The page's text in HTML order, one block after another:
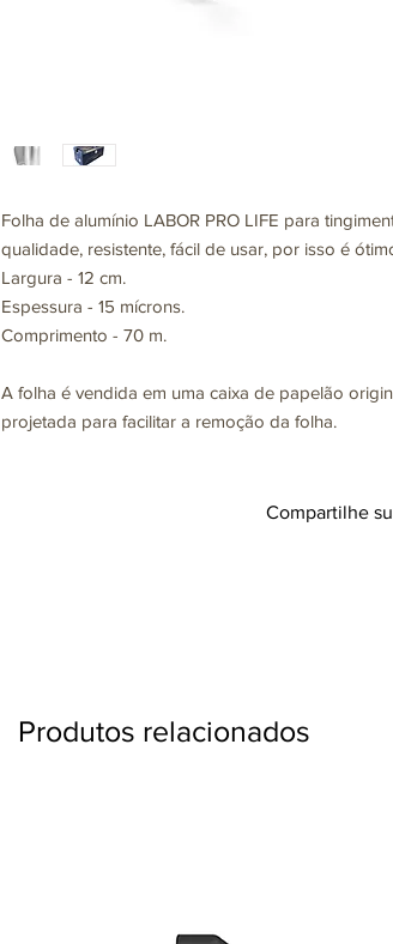
Folha de alumínio LABOR PRO LIFE para
qualidade, resistente, fácil de usar, por isso é
Largura - 12 cm.
Espessura - 15 mícrons.
Comprimento - 70 m.
A folha é vendida em uma caixa de papelão
projetada para facilitar a remoção da folha.
Compartilhe
Produtos relacionados